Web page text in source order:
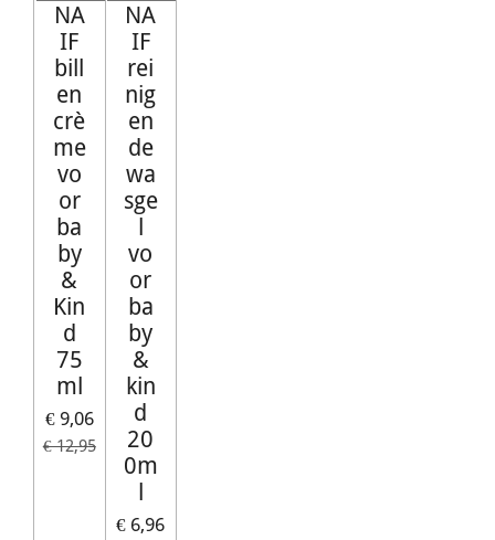
NA
IF
bill
en
crè
me
vo
or
ba
by
&
Kin
d
75
ml
€ 9,06
€ 12,95
NA
IF
rei
nig
en
de
wa
sge
vo
or
ba
by
&
kin
d
20
0m
€ 6,96